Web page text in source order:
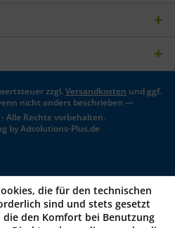
zzgl.Versandkosten und ggf.
nicht anders beschrieben —
Alle Rechte vorbehalten.
byAdsolutions-Plus.de
die für den technischen
sind und stets gesetzt
die den Komfort bei Benutzung